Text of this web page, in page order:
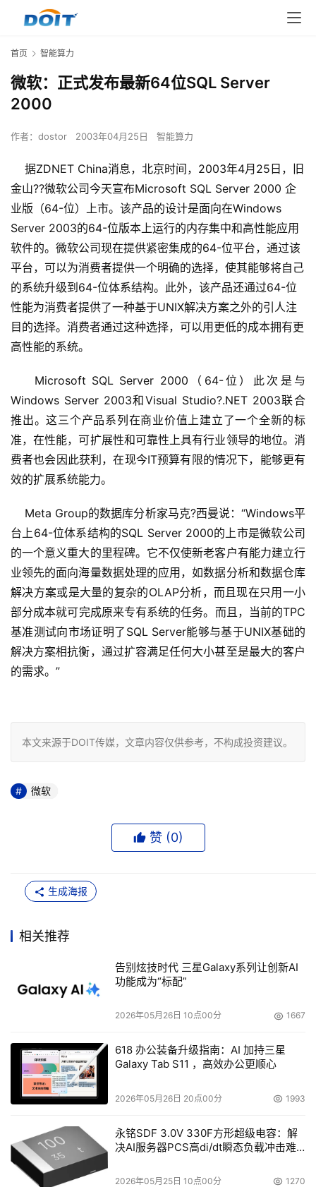
首页 智能算力
微软：正式发布最新64位SQL Server
2000
作者： dostor 2003年04月25日 智能算力
据ZDNET China消息，北京时间，2003年4月25日，旧
金山??微软公司今天宣布Microsoft SQL Server 2000 企
业版（64-位）上市。该产品的设计是面向在Windows
Server 2003的64-位版本上运行的内存集中和高性能应用
软件的。微软公司现在提供紧密集成的64-位平台，通过该
平台，可以为消费者提供一个明确的选择，使其能够将自己
的系统升级到64-位体系结构。此外，该产品还通过64-位
性能为消费者提供了一种基于UNIX解决方案之外的引人注
目的选择。消费者通过这种选择，可以用更低的成本拥有更
高性能的系统。
Microsoft SQL Server 2000（64-位）此次是与
Windows Server 2003和Visual Studio?.NET 2003联合
推出。这三个产品系列在商业价值上建立了一个全新的标
准，在性能，可扩展性和可靠性上具有行业领导的地位。消
费者也会因此获利，在现今IT预算有限的情况下，能够更有
效的扩展系统能力。
Meta Group的数据库分析家马克?西曼说：“Windows平
台上64-位体系结构的SQL Server 2000的上市是微软公司
的一个意义重大的里程碑。它不仅使新老客户有能力建立行
业领先的面向海量数据处理的应用，如数据分析和数据仓库
解决方案或是大量的复杂的OLAP分析，而且现在只用一小
部分成本就可完成原来专有系统的任务。而且，当前的TPC
基准测试向市场证明了SQL Server能够与基于UNIX基础的
解决方案相抗衡，通过扩容满足任何大小甚至是最大的客户
的需求。”
本文来源于DOIT传媒，文章内容仅供参考，不构成投资建议。
微软
赞 (0)
生成海报
相关推荐
告别炫技时代 三星Galaxy系列让创新AI
功能成为“标配”
2026年05月26日 10点00分 1667
618 办公装备升级指南：AI 加持三星
Galaxy Tab S11 ，高效办公更顺心
2026年05月26日 20点00分 1993
永铭SDF 3.0V 330F方形超级电容：解
决AI服务器PCS高di/dt瞬态负载冲击难
2026年05月25日 10点00分 1270